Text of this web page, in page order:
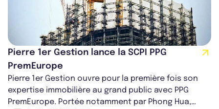
Pierre 1er Gestion lance la SCPI PPG
PremEurope
Pierre 1er Gestion ouvre pour la première fois son
expertise immobilière au grand public avec PPG
PremEurope. Portée notamment par Phong Hua,